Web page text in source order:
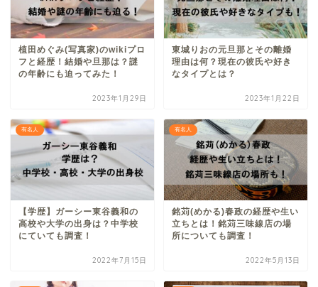
植田めぐみ(写真家)のwikiプロ
フと経歴！結婚や旦那は？謎
の年齢にも迫ってみた！
2023年1月29日
東城りおの元旦那とその離婚
理由は何？現在の彼氏や好き
なタイプとは？
2023年1月22日
有名人
【学歴】ガーシー東谷義和の
高校や大学の出身は？中学校
にていても調査！
2022年7月15日
有名人
銘苅(めかる)春政の経歴や生い
立ちとは！銘苅三味線店の場
所についても調査！
2022年5月13日